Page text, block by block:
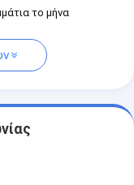
το μήνα